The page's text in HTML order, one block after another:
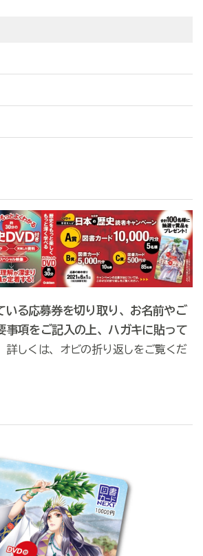
いる応募券を切り取り、お名前やご
事項をご記入の上、ハガキに貼って
詳しくは、オビの折り返しをご覧くだ